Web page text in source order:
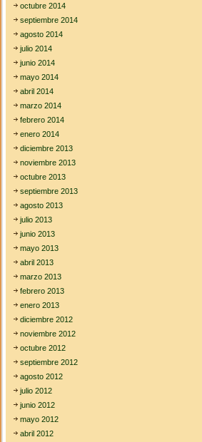
octubre 2014
septiembre 2014
agosto 2014
julio 2014
junio 2014
mayo 2014
abril 2014
marzo 2014
febrero 2014
enero 2014
diciembre 2013
noviembre 2013
octubre 2013
septiembre 2013
agosto 2013
julio 2013
junio 2013
mayo 2013
abril 2013
marzo 2013
febrero 2013
enero 2013
diciembre 2012
noviembre 2012
octubre 2012
septiembre 2012
agosto 2012
julio 2012
junio 2012
mayo 2012
abril 2012